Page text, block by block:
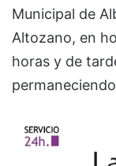
Municipal de
Altozano, en
horas y de